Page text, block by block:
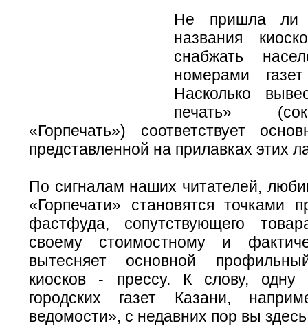
Не пришла ли
названия
снабжать
номерами
Насколько
печать»
«Горпечать») соответствует
представленной на прилавках этих
По сигналам наших читателей,
«Горпечати» становятся точками
фастфуда, сопутствующего
своему стоимостному и
вытесняет основной
киосков - прессу. К слову, одну
городских газет Казани,
ведомости», с недавних пор вы